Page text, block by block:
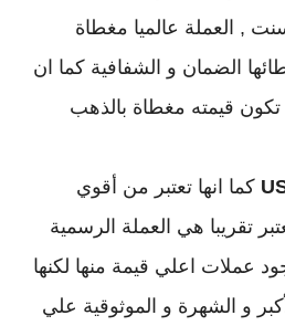
, العملة عالميا مغطاة
الضمان و الشفافية كما ان
تكون قيمته مغطاة بالذهب
كما انها تعتبر من أقوي
تقريبا هي العملة الرسمية
عملات اعلي قيمة منها لكنها
و الشهرة و الموثوقية علي